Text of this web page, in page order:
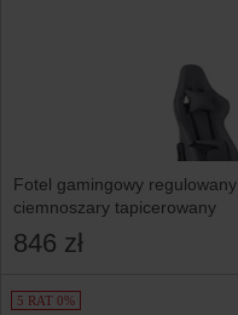
Fotel gamingowy regulowany
ciemnoszary tapicerowany
846 zł
5 RAT 0%